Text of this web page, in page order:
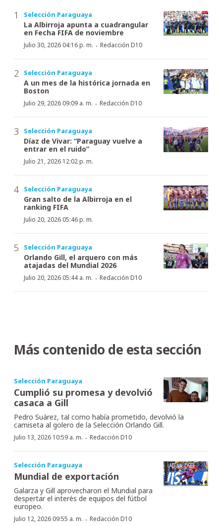
Selección Paraguaya
La Albirroja apunta a cuadrangular
en Fecha FIFA de noviembre
Julio 30, 2026 04:16 p. m. · Redacción D10
Selección Paraguaya
A un mes de la histórica jornada en
Boston
Julio 29, 2026 09:09 a. m. · Redacción D10
Selección Paraguaya
Díaz de Vivar: “Paraguay vuelve a
entrar en el ruido”
Julio 21, 2026 12:02 p. m.
Selección Paraguaya
Gran salto de la Albirroja en el
ranking FIFA
Julio 20, 2026 05:46 p. m.
Selección Paraguaya
Orlando Gill, el arquero con más
atajadas del Mundial 2026
Julio 20, 2026 05:44 a. m. · Redacción D10
Más contenido de esta sección
Selección Paraguaya
Cumplió su promesa y devolvió
casaca a Gill
Pedro Suárez, tal como había prometido, devolvió la
camiseta al golero de la Selección Orlando Gill.
Julio 13, 2026 10:59 a. m. · Redacción D10
Selección Paraguaya
Mundial de exportación
Galarza y Gill aprovecharon el Mundial para
despertar el interés de equipos del fútbol
europeo.
Julio 12, 2026 09:55 a. m. · Redacción D10